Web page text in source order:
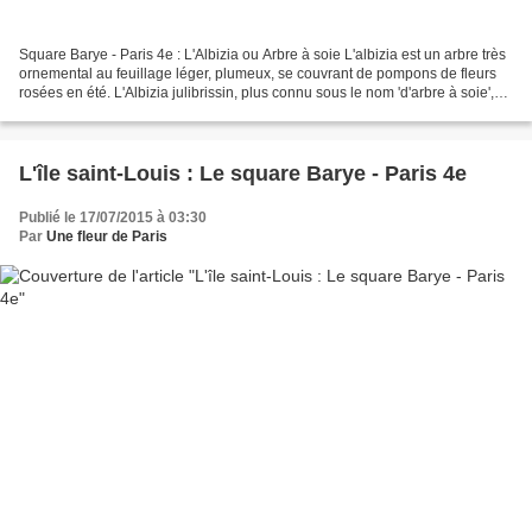
Square Barye - Paris 4e : L'Albizia ou Arbre à soie L'albizia est un arbre très
ornemental au feuillage léger, plumeux, se couvrant de pompons de fleurs
rosées en été. L'Albizia julibrissin, plus connu sous le nom 'd'arbre à soie',
L'île saint-Louis : Le square Barye - Paris 4e
Publié le 17/07/2015 à 03:30
Par Une fleur de Paris